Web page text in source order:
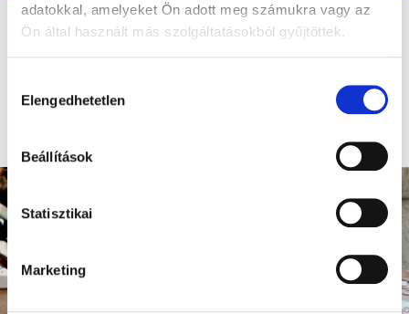
adatokkal, amelyeket Ön adott meg számukra vagy az
Ön által használt más szolgáltatásokból gyűjtöttek.
kiválasztása
Elengedhetetlen
Beállítások
Statisztikai
Marketing
Honnan tudhatom, hogy a
gyermekem iskolaérett?
Foglald le a helyed, csatlakozz és kérdezz!